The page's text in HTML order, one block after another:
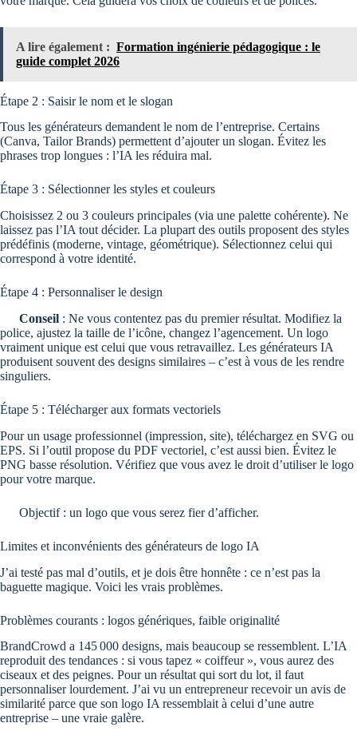
A lire également : Formation ingénierie pédagogique : le
guide complet 2026
Étape 2 : Saisir le nom et le slogan
Tous les générateurs demandent le nom de l’entreprise. Certains
(Canva, Tailor Brands) permettent d’ajouter un slogan. Évitez les
phrases trop longues : l’IA les réduira mal.
Étape 3 : Sélectionner les styles et couleurs
Choisissez 2 ou 3 couleurs principales (via une palette cohérente). Ne
laissez pas l’IA tout décider. La plupart des outils proposent des styles
prédéfinis (moderne, vintage, géométrique). Sélectionnez celui qui
correspond à votre identité.
Étape 4 : Personnaliser le design
Conseil : Ne vous contentez pas du premier résultat. Modifiez la
police, ajustez la taille de l’icône, changez l’agencement. Un logo
vraiment unique est celui que vous retravaillez. Les générateurs IA
produisent souvent des designs similaires – c’est à vous de les rendre
singuliers.
Étape 5 : Télécharger aux formats vectoriels
Pour un usage professionnel (impression, site), téléchargez en SVG ou
EPS. Si l’outil propose du PDF vectoriel, c’est aussi bien. Évitez le
PNG basse résolution. Vérifiez que vous avez le droit d’utiliser le logo
pour votre marque.
Objectif : un logo que vous serez fier d’afficher.
Limites et inconvénients des générateurs de logo IA
J’ai testé pas mal d’outils, et je dois être honnête : ce n’est pas la
baguette magique. Voici les vrais problèmes.
Problèmes courants : logos génériques, faible originalité
BrandCrowd a 145 000 designs, mais beaucoup se ressemblent. L’IA
reproduit des tendances : si vous tapez « coiffeur », vous aurez des
ciseaux et des peignes. Pour un résultat qui sort du lot, il faut
personnaliser lourdement. J’ai vu un entrepreneur recevoir un avis de
similarité parce que son logo IA ressemblait à celui d’une autre
entreprise – une vraie galère.